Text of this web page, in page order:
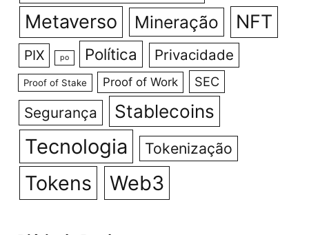
Metaverso
Mineração NFT
PIX po Política Privacidade
Proof of Stake Proof of Work SEC
Segurança Stablecoins
Tecnologia Tokenização
Tokens Web3